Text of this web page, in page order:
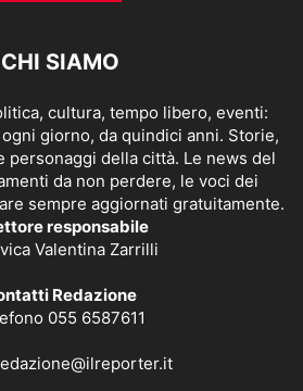
CHI SIAMO
cultura, tempo libero, eventi:
giorno, da quindici anni. Storie,
personaggi della città. Le news del
da non perdere, le voci dei
sempre aggiornati gratuitamente.
responsabile
Valentina Zarrilli
Redazione
055 6587611